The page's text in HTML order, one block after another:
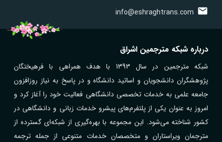
info@eshraghtrans.com
درباره شبکه مترجمین اشراق
شبکه مترجمین در سال 1393 با هدف همراهی با فرهیختگان
پژوهشگران دانشجویان و اساتید دانشگاه و در پاسخ به نیاز روزافزون
جامعه علمی به خدمات تخصصی دانشگاهی فعالیت خود را آغاز کرد و
امروز به عنوان یکی از پلتفرم‌های پیشرو خدمات زبانی و دانشگاهی در
کشور شناخته می‌شود. این مجموعه با بهره‌گیری از شبکه‌ای گسترده از
مترجمان ویراستاران و متخصصان خدمات متنوعی از جمله ترجمه